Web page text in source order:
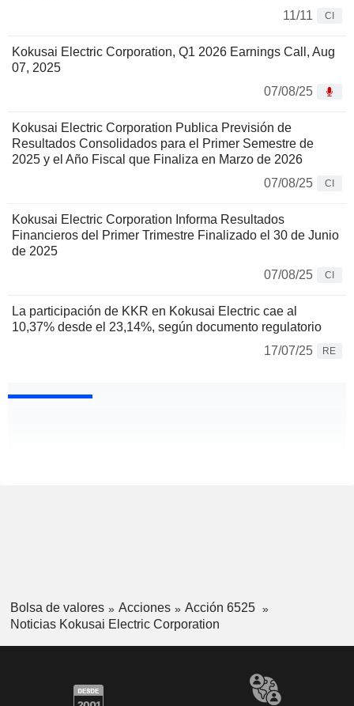
11/11
CI
Kokusai Electric Corporation, Q1 2026 Earnings Call, Aug
07, 2025
07/08/25
Kokusai Electric Corporation Publica Previsión de
Resultados Consolidados para el Primer Semestre de
2025 y el Año Fiscal que Finaliza en Marzo de 2026
07/08/25
CI
Kokusai Electric Corporation Informa Resultados
Financieros del Primer Trimestre Finalizado el 30 de Junio
de 2025
07/08/25
CI
La participación de KKR en Kokusai Electric cae al
10,37% desde el 23,14%, según documento regulatorio
17/07/25
RE
Bolsa de valores Acciones
Acción 6525
Noticias Kokusai Electric Corporation